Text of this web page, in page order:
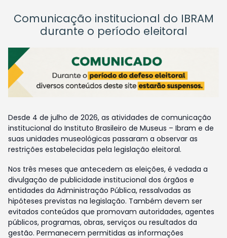
Comunicação institucional do IBRAM
durante o período eleitoral
Desde 4 de julho de 2026, as atividades de comunicação
institucional do Instituto Brasileiro de Museus – Ibram e de
suas unidades museológicas passaram a observar as
restrições estabelecidas pela legislação eleitoral.
Nos três meses que antecedem as eleições, é vedada a
divulgação de publicidade institucional dos órgãos e
entidades da Administração Pública, ressalvadas as
hipóteses previstas na legislação. Também devem ser
evitados conteúdos que promovam autoridades, agentes
públicos, programas, obras, serviços ou resultados da
gestão. Permanecem permitidas as informações